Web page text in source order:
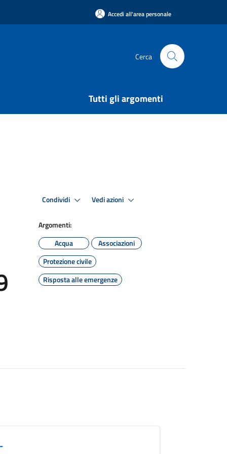
Accedi all'area personale
Cerca
Tutti gli argomenti
Condividi Vedi azioni
Argomenti:
Acqua
Associazioni
Protezione civile
Risposta alle emergenze